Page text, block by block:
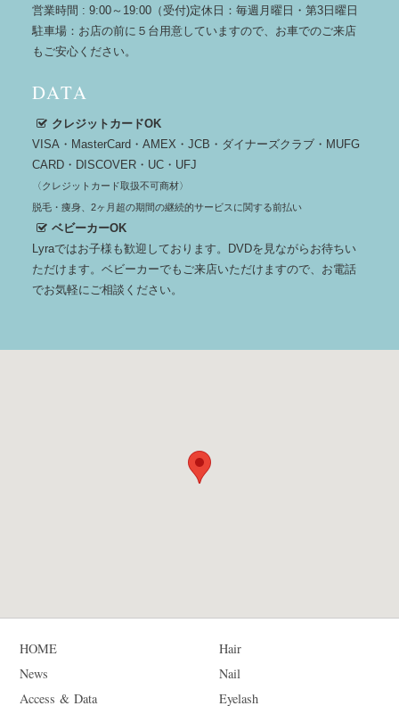
営業時間 : 9:00～19:00（受付)定休日：毎週月曜日・第3日曜日
駐車場：お店の前に５台用意していますので、お車でのご来店
もご安心ください。
DATA
クレジットカードOK
VISA・MasterCard・AMEX・JCB・ダイナーズクラブ・MUFG
CARD・DISCOVER・UC・UFJ
〈クレジットカード取扱不可商材〉
脱毛・痩身、2ヶ月超の期間の継続的サービスに関する前払い
ベビーカーOK
Lyraではお子様も歓迎しております。DVDを見ながらお待ちい
ただけます。ベビーカーでもご来店いただけますので、お電話
でお気軽にご相談ください。
HOME
News
Access & Data
Hair
Nail
Eyelash